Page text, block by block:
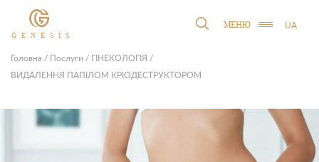
GENESIS
МЕНЮ UA
Головна / Послуги / ГІНЕКОЛОГІЯ /
ВИДАЛЕННЯ ПАПІЛОМ КРІОДЕСТРУКТОРОМ